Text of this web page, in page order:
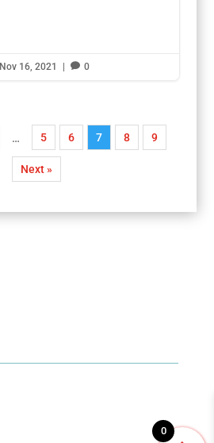
Nov 16, 2021  0
… 5 6 7 8 9
Next »
0